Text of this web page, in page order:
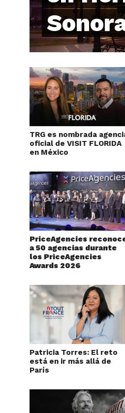
TRG es nombrada
oficial de VISIT FLORIDA
en México
PriceAgencies
a 50 agencias durante
los PriceAgencies
Awards 2026
Patricia Torres: El reto
está en ir más allá de
París